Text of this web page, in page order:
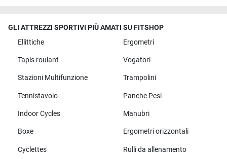
GLI ATTREZZI SPORTIVI PIÙ AMATI SU FITSHOP
Ellittiche
Ergometri
Tapis roulant Vogatori
Stazioni Multifunzione Trampolini
Tennistavolo Panche Pesi
Indoor Cycles Manubri
Boxe Ergometri orizzontali
Cyclettes Rulli da allenamento